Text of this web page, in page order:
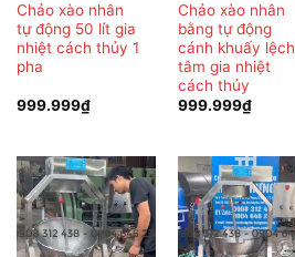
Chảo xào nhân
tự động 50 lít gia
nhiệt cách thủy 1
pha
999.999₫
Chảo xào nhân
bằng tự động
cánh khuấy lệch
tâm gia nhiệt
cách thủy
999.999₫